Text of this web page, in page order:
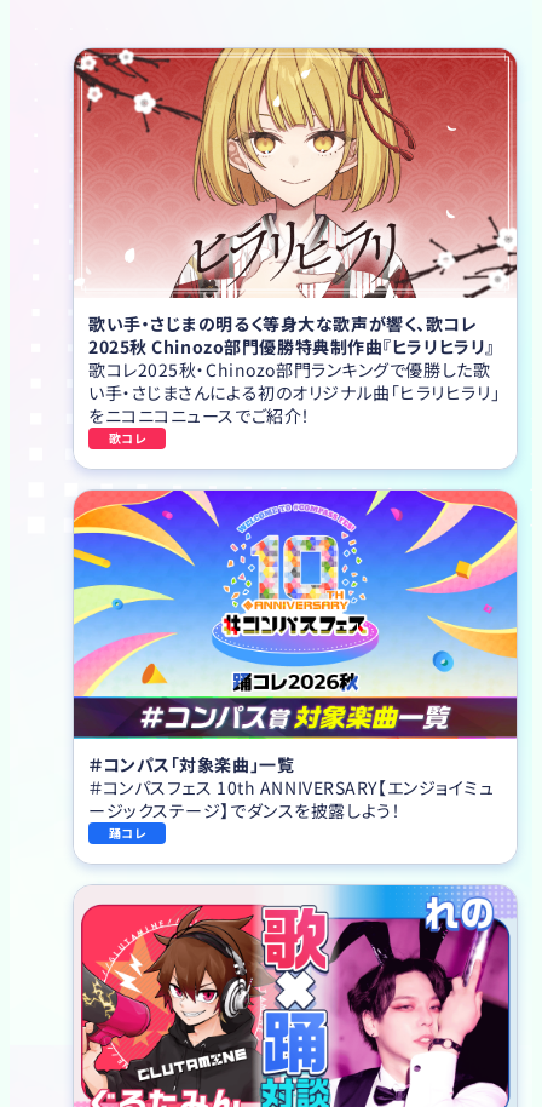
歌い手・さじまの明るく等身大な歌声が響く、歌コレ
2025秋 Chinozo部門優勝特典制作曲『ヒラリヒラリ』
歌コレ2025秋・Chinozo部門ランキングで優勝した歌
い手・さじまさんによる初のオリジナル曲「ヒラリヒラリ」
をニコニコニュースでご紹介！
歌コレ
＃コンパス「対象楽曲」一覧
＃コンパスフェス 10th ANNIVERSARY【エンジョイミュ
ージックステージ】でダンスを披露しよう！
踊コレ